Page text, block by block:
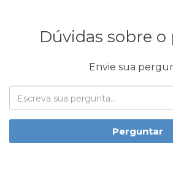
Dúvidas sobre
Envie sua
Perguntar